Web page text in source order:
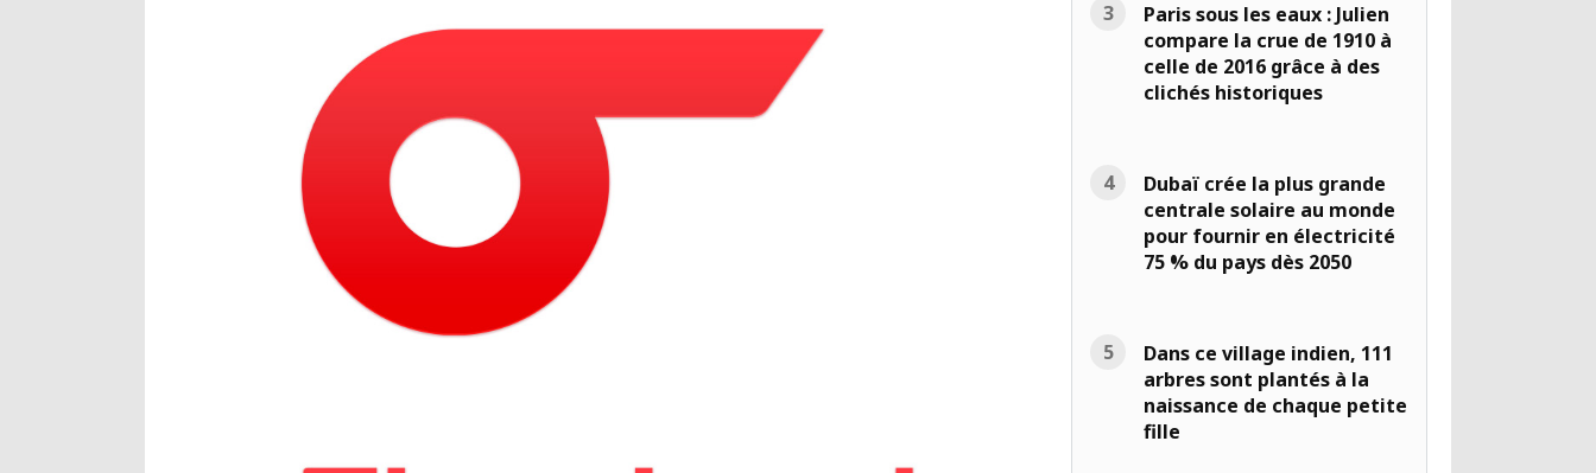
Paris sous les eaux : Julien
compare la crue de 1910 à
celle de 2016 grâce à des
clichés historiques
Dubaï crée la plus grande
centrale solaire au monde
pour fournir en électricité
75 % du pays dès 2050
Dans ce village indien, 111
arbres sont plantés à la
naissance de chaque petite
fille